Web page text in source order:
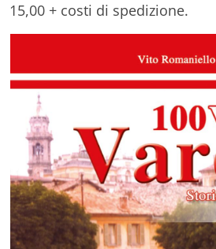
15,00 + costi di spedizione.